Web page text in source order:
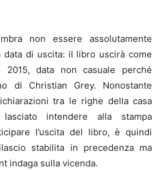
non essere assolutamente
data di uscita: il libro uscirà come
data non casuale perché
di Christian Grey. Nonostante
tra le righe della casa
intendere alla stampa
l’uscita del libro, è quindi
stabilita in precedenza ma
indaga sulla vicenda.